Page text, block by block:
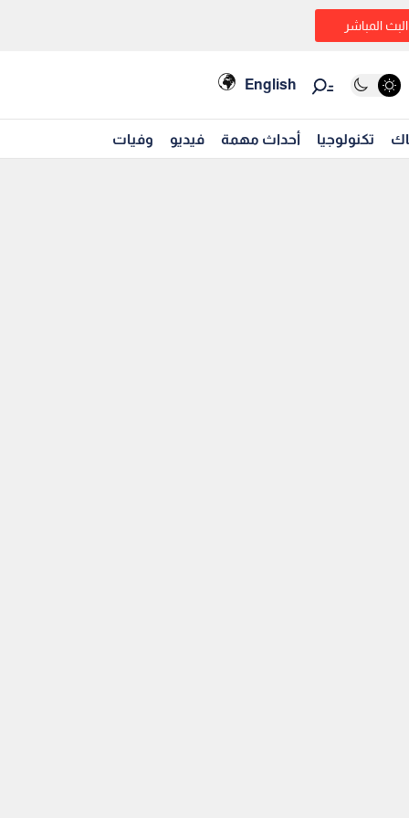
البث المباشر
English
تكنولوجيا أحداث مهمة فيديو وفيات